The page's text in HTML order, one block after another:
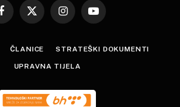
Facebook
X
InstagramYouTube
ČLANICE STRATEŠKI DOKUMENTI
UPRAVNA TIJELA